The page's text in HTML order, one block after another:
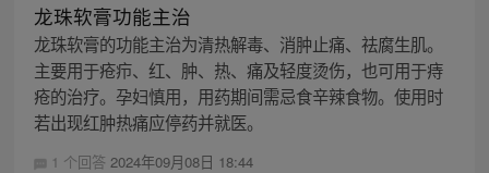
龙珠软膏功能主治
龙珠软膏的功能主治为清热解毒、消肿止痛、祛腐生肌。
主要用于疮疖、红、肿、热、痛及轻度烫伤，也可用于痔
疮的治疗。孕妇慎用，用药期间需忌食辛辣食物。使用时
若出现红肿热痛应停药并就医。
1 个回答 2024年09月08日 18:44